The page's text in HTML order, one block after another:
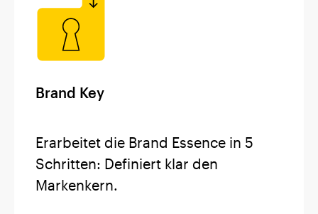
Brand Key
Erarbeitet die Brand Essence in 5
Schritten: Definiert klar den
Markenkern.